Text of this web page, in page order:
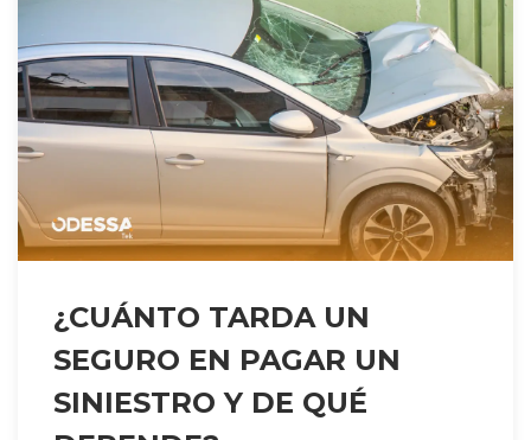
¿CUÁNTO TARDA UN
SEGURO EN PAGAR UN
SINIESTRO Y DE QUÉ